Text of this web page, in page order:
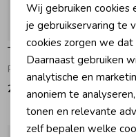
Two You Label
Romper Flora White
24,95
Personalisatie
Analytische
Marketing cookies
Wij gebruiken cookies
je gebruikservaring te
cookies zorgen we
Daarnaast gebruiken
analytische en
anoniem te
tonen en relevante
zelf bepalen welke